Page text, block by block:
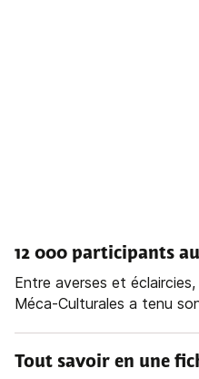
12 000 participants
Entre averses et
Méca-Culturales a tenu
Tout savoir en une